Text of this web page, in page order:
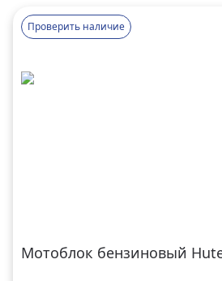
Проверить наличие
Мотоблок бензиновый